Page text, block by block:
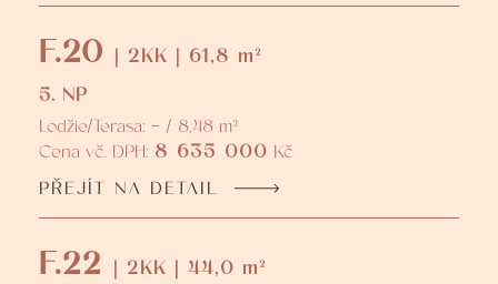
F.20 | 2KK | 61,8 m²
5. NP
Lodžie/Terasa: - / 8,48 m²
Cena vč. DPH: 8 635 000 Kč
PŘEJÍT NA DETAIL
F.22
| 2KK | 44,0 m²